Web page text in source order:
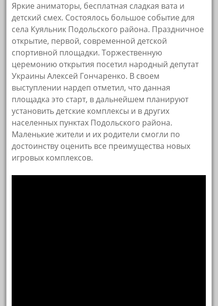
Яркие аниматоры, бесплатная сладкая вата и
детский смех. Состоялось большое событие для
села Куяльник Подольского района. Праздничное
открытие, первой, современной детской
спортивной площадки. Торжественную
церемонию открытия посетил народный депутат
Украины Алексей Гончаренко. В своем
выступлении нардеп отметил, что данная
площадка это старт, в дальнейшем планируют
установить детские комплексы и в других
населенных пунктах Подольского района.
Маленькие жители и их родители смогли по
достоинству оценить все преимущества новых
игровых комплексов.